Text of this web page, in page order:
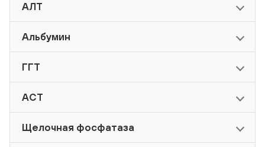
АЛТ
Альбумин
ГГТ
АСТ
Щелочная фосфатаза